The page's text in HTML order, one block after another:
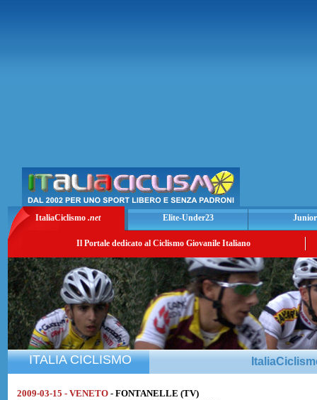
ItaliaCiclismo .net Elite-Under23
Il Portale dedicato al Ciclismo Giovanile Italiano
ITALIA CICLISMO
2009-03-15 - VENETO - FONTANELLE (TV)